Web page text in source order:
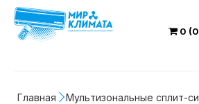
0
Главная
Мультизональные сплит-